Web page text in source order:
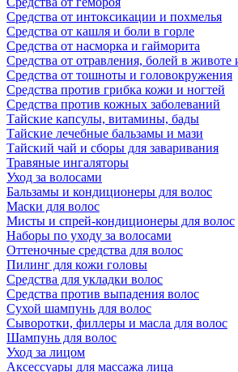
Средства от интоксикации и похмелья
Средства от кашля и боли в горле
Средства от насморка и гайморита
Средства от отравления, болей в животе
Средства от тошноты и головокружения
Средства против грибка кожи и ногтей
Средства против кожных заболеваний
Тайские капсулы, витамины, бады
Тайские лечебные бальзамы и мази
Тайский чай и сборы для заваривания
Травяные ингаляторы
Уход за волосами
Бальзамы и кондиционеры для волос
Маски для волос
Мисты и спрей-кондиционеры для волос
Наборы по уходу за волосами
Оттеночные средства для волос
Пилинг для кожи головы
Средства для укладки волос
Средства против выпадения волос
Сухой шампунь для волос
Сыворотки, филлеры и масла для волос
Шампунь для волос
Уход за лицом
Аксессуары для массажа лица